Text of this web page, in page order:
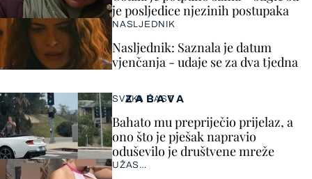
ZABAVA
SVAKA ČAST
Bahato mu prepriječio prijelaz, a
ono što je pješak napravio
oduševilo je društvene mreže
UŽAS…
je posljedice njezinih postupaka
NASLJEDNIK
Nasljednik: Saznala je datum
vjenčanja - udaje se za dva tjedna